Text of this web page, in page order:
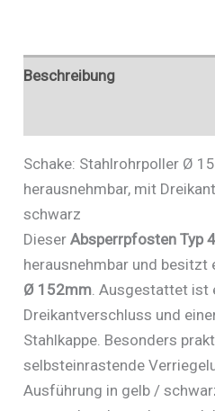
schwarz
Menge
Beschreibung
Schake: Stahlrohrpoller Ø
herausnehmbar, mit
schwarz
DieserAbsperrpfosten Typ
herausnehmbar und besitzt
Ø 152mm. Ausgestattet ist
Dreikantverschluss und
Stahlkappe. Besonders
selbsteinrastende
Ausführung in gelb /